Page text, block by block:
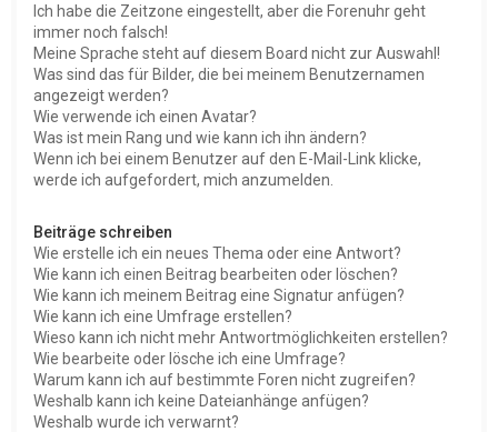
Ich habe die Zeitzone eingestellt, aber die Forenuhr geht
immer noch falsch!
Meine Sprache steht auf diesem Board nicht zur Auswahl!
Was sind das für Bilder, die bei meinem Benutzernamen
angezeigt werden?
Wie verwende ich einen Avatar?
Was ist mein Rang und wie kann ich ihn ändern?
Wenn ich bei einem Benutzer auf den E-Mail-Link klicke,
werde ich aufgefordert, mich anzumelden.
Beiträge schreiben
Wie erstelle ich ein neues Thema oder eine Antwort?
Wie kann ich einen Beitrag bearbeiten oder löschen?
Wie kann ich meinem Beitrag eine Signatur anfügen?
Wie kann ich eine Umfrage erstellen?
Wieso kann ich nicht mehr Antwortmöglichkeiten erstellen?
Wie bearbeite oder lösche ich eine Umfrage?
Warum kann ich auf bestimmte Foren nicht zugreifen?
Weshalb kann ich keine Dateianhänge anfügen?
Weshalb wurde ich verwarnt?